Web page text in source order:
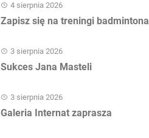
4 sierpnia 2026
Zapisz się na treningi badmintona
3 sierpnia 2026
Sukces Jana Masteli
3 sierpnia 2026
Galeria Internat zaprasza